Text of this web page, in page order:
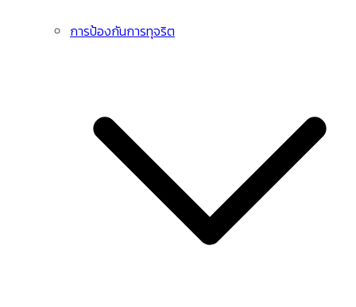
การป้องกันการทุจริต